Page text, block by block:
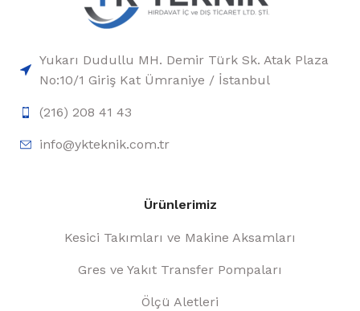
Yukarı Dudullu MH. Demir Türk Sk. Atak Plaza
No:10/1 Giriş Kat Ümraniye / İstanbul
(216) 208 41 43
info@ykteknik.com.tr
Ürünlerimiz
Kesici Takımları ve Makine Aksamları
Gres ve Yakıt Transfer Pompaları
Ölçü Aletleri